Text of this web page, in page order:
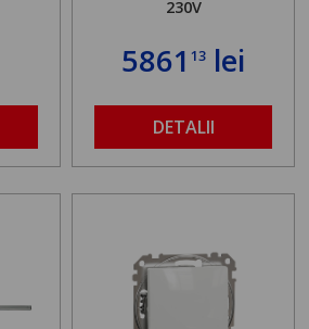
230V
586113 lei
DETALII